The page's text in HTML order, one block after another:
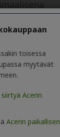
toisessa
myytävät
siirtyä Acerin
Acerin paikallisen